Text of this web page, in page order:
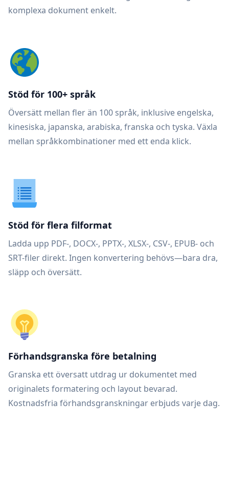
komplexa dokument enkelt.
Stöd för 100+ språk
Översätt mellan fler än 100 språk, inklusive engelska,
kinesiska, japanska, arabiska, franska och tyska. Växla
mellan språkkombinationer med ett enda klick.
Stöd för flera filformat
Ladda upp PDF-, DOCX-, PPTX-, XLSX-, CSV-, EPUB- och
SRT-filer direkt. Ingen konvertering behövs—bara dra,
släpp och översätt.
Förhandsgranska före betalning
Granska ett översatt utdrag ur dokumentet med
originalets formatering och layout bevarad.
Kostnadsfria förhandsgranskningar erbjuds varje dag.